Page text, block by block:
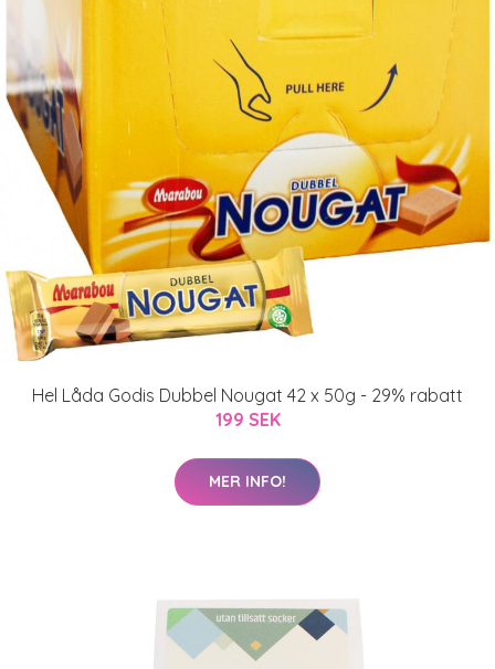
Hel Låda Godis Dubbel Nougat 42 x 50g - 29% rabatt
199 SEK
MER INFO!